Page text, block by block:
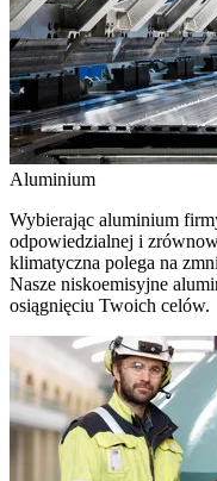
Aluminium
Wybierając aluminium
odpowiedzialnej i
klimatyczna polega na
Nasze niskoemisyjne
osiągnięciu Twoich celów.